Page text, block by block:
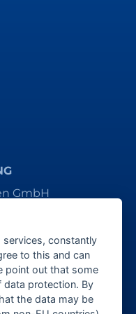
GmbH
erding.de
erding.de
constantly
to this and can
point out that some
data protection. By
the data may be